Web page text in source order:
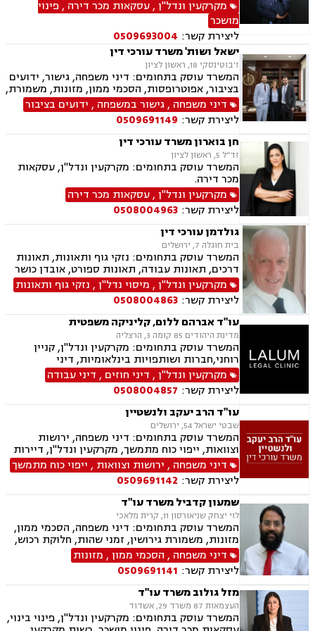
מקרקעין ונדל"ן,עסקאות מכר דירה , פינוי
מושכר
ליצירת קשר: 0509693004
ישאל ושות' משרד עורכי דין
ז'בוטינסקי 18, ראשון לציון
המשרד עוסק בתחומים: דיני משפחה, גישור, ידועים
בציבור, אפוטרופסות, הסכמי ממון, מזונות, משמורת,
גירושין, טוען רבני, חלוקת רכוש, מעמד אישי, זמני
שהות, אומנה, ניכור הורי, מקרקעין ונדל"ן, ליקויי
בניה, עסקאות מכר דירה, דיני חברות, מסחרי אזרחי,
צווי מניעה, הוצאה לפועל ירושות וצוואות, גישור
עסקי, סכסוכי שכנים
דיני משפחה ,גישור במשפחה , ידועים בציבור
ליצירת קשר: 0509691149
חן בוארון משרד עורכי דין
זד”ל 5, ראשון לציון
המשרד עוסק בתחומים: מקרקעין ונדל"ן, עסקאות
מכר דירה.
מקרקעין ונדל"ן,עסקאות מכר דירה
ליצירת קשר: 0508004963
גולדמן עורכי דין
בית חוגלה 7, ירושלים
המשרד עוסק בתחומים: נזקי גוף ותאונות, תאונות
דרכים, תאונות עבודה, תאונות ספורט, אובדן כושר
עבודה, תאונות עקב רשלנות, תביעות ביטוח ונזקי
רכוש, ביטוח לאומי, רשלנות רפואית, מקרקעין
ונדל"ן, אזרחות זרה ודרכון זר, דיני חוזים, דיני
ספורט, לשון הרע, ירושות וצוואות, מיסוי נדל"ן.
מקרקעין ונדל"ן, מיסוי נדל"ן, נזקי גוף ותאונות
ליצירת קשר: 0508004863
עו"ד אברהם ללום, קליניקה משפטית
מדינת היהודים 85 קומה 3, הרצליה
המשרד עוסק בתחומים: מקרקעין ונדל"ן, קניין
רוחני,חברות ושותפויות בינלאומיות, דיני
חברות,מיסוי בינלאומי ותכנון מס,בינה מלאכותית
(AI) וטכנולוגיה,יישוב סכסוכים ,ביטחון וניהול
משברים,,ייעוץ רגולטורי וחקיקה
מקרקעין ונדל"ן, דיני חוזים , דיני עבודה
ליצירת קשר: 0508004857
עו"ד הרב יעקב ולנשטיין
שבטי ישראל 54, ירושלים
המשרד עוסק בתחומים: דיני משפחה, ירושות
וצוואות, ייפוי כוח מתמשך, מקרקעין ונדל"ן, דיירות
מוגנת, עסקאות מכר דירה
דיני משפחה , ירושות וצוואות , ייפוי כוח מתמשך
ליצירת קשר: 0509691142
שמעון קדביל משרד עו"ד
לוי יצחק שניאורסון 11, קרית מלאכי
המשרד עוסק בתחומים: דיני משפחה, הסכמי ממון,
מזונות, משמורת גירושין, זמני שהות, חלוקת רכוש,
מעמד אישי, ניכור הורי, העברת בין דורית, ירושות
וצוואות, ייפוי כוח מתמשך, דיני חוזים, נדל"ן
ומקרקעין, עסקאות מכר דירה, פינוי מושכר
דיני משפחה , הסכמי ממון, מזונות
ליצירת קשר: 0509691141
מזל גולוב משרד עו"ד
העצמאות 87 משרד 29, אשדוד
המשרד עוסק בתחומים: מקרקעין ונדל"ן, פינוי בינוי,